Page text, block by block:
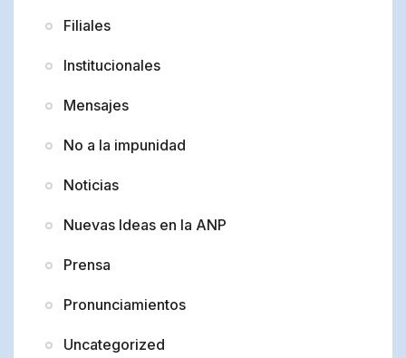
Filiales
Institucionales
Mensajes
No a la impunidad
Noticias
Nuevas Ideas en la ANP
Prensa
Pronunciamientos
Uncategorized